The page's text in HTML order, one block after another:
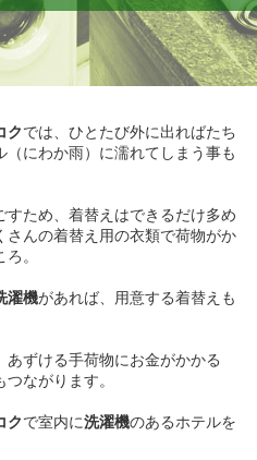
クでは、ひとたび外に出ればたち
（にわか雨）に濡れてしまう事も
すため、着替えはできるだけ多め
さんの着替え用の衣類で荷物がか
。
濯機があれば、用意する着替えも
ずける手荷物にお金がかかる
ながります。
クで室内に洗濯機のあるホテルを